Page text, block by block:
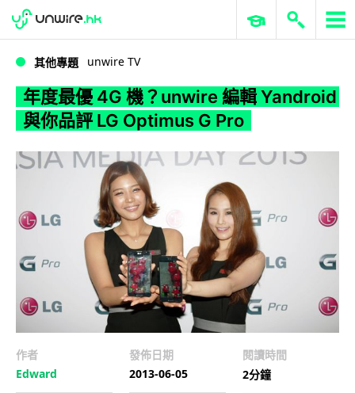
WWDC 2026 ERP 與商業 AI
其他專題 unwire TV
年度最優 4G 機？unwire 編輯 Yandroid
與你品評 LG Optimus G Pro
作者
Edward
發佈日期
2013-06-05
閱讀時間
2分鐘